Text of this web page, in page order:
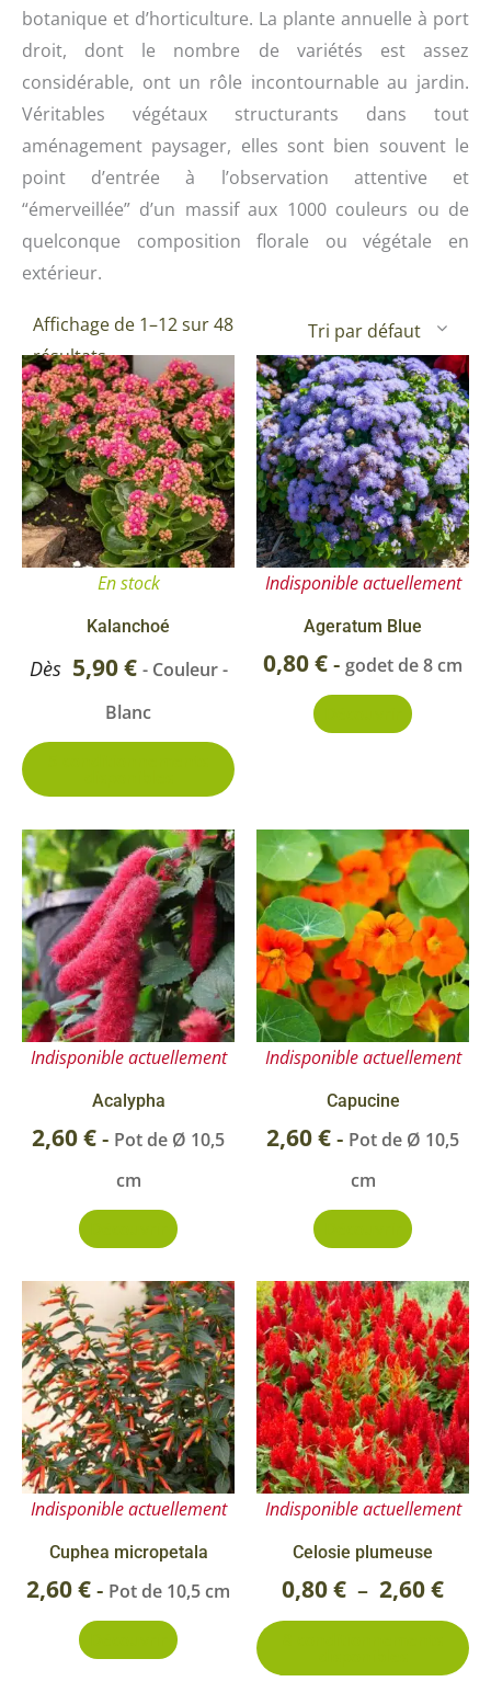
botanique et d’horticulture. La plante annuelle à port
droit, dont le nombre de variétés est assez
considérable, ont un rôle incontournable au jardin.
Véritables végétaux structurants dans tout
aménagement paysager, elles sont bien souvent le
point d’entrée à l’observation attentive et
“émerveillée” d’un massif aux 1000 couleurs ou de
quelconque composition florale ou végétale en
extérieur.
Affichage de 1–12 sur 48
résultats
En stock
Kalanchoé
Dès 5,90€ - Couleur -
Blanc
produit
a
plusieurs
variations.
Les
options
peuvent
choisies
du
Indisponible actuellement
Ageratum Blue
0,80€- godet de 8 cm
Indisponible actuellement
Acalypha
2,60€- Pot de Ø 10,5
cm
Indisponible actuellement
Capucine
2,60€- Pot de Ø 10,5
cm
Indisponible actuellement
Cuphea micropetala
2,60€- Pot de 10,5 cm
Indisponible actuellement
Celosie plumeuse
0,80€ – 2,60€
de
prix
0,80
à
2,60
Ce
a
la